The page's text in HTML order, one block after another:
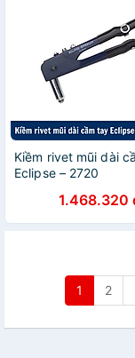
Kiềm rivet mũi dài
Eclipse – 2720
1.468.320
1 2